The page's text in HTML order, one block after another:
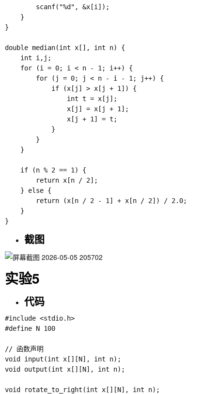
        scanf("%d", &x[i]);
    }
}
double median(int x[], int n) {
    int i,j;
    for (i = 0; i < n - 1; i++) {
        for (j = 0; j < n - i - 1; j++) {
            if (x[j] > x[j + 1]) {
                int t = x[j];
                x[j] = x[j + 1];
                x[j + 1] = t;
            }
        }
    }
    if (n % 2 == 1) {
        return x[n / 2];
    } else {
        return (x[n / 2 - 1] + x[n / 2]) / 2.0;
    }
截图
实验5
代码
#include <stdio.h>
#define N 100
// 函数声明
void input(int x[][N], int n);
void output(int x[][N], int n);
void rotate_to_right(int x[][N], int n);